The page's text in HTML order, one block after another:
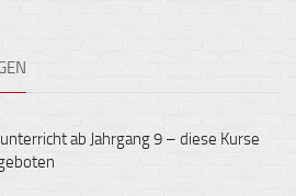
ab Jahrgang 9 – diese Kurse